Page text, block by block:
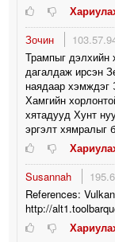
Зочин
Трампыг дэлхийн
дагалдаж ирсэн
наядаар хэмждэг
Хамгийн
хятадууд Хунт
эргэлт хямралыг
Susannah
References:
http://